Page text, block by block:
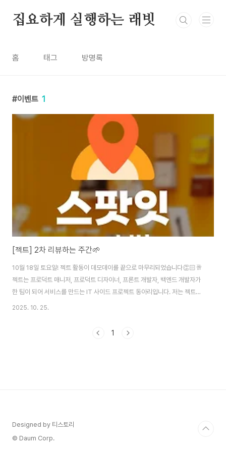
집요하게 실행하는 래빗
홈 태그 방명록
이벤트 1
[젝트] 2차 리뷰하는 주간🌱
10월 18일 토요일! 젝트 활동이 데모데이를 끝으로 마무리되었습니다👏🏻🥂
젝트는 프로덕트 매니저, 프로덕트 디자이너, 프론트 개발자, 백엔드 개발자가
한 팀이 되어 서비스를 만드는 IT 사이드 프로젝트 동아리입니다. 저는 젝트에
서 팝업스토어 웨이팅 서비스 '스팟잇'을 만들었습니다.스팟잇 바로 가기👉🏻
잇!www.spotit.co.kr더보기'행사를 열려고 하는데 사람이 어느정도 올지 감
2025. 10. 25.
1
Designed by 티스토리
© Daum Corp.